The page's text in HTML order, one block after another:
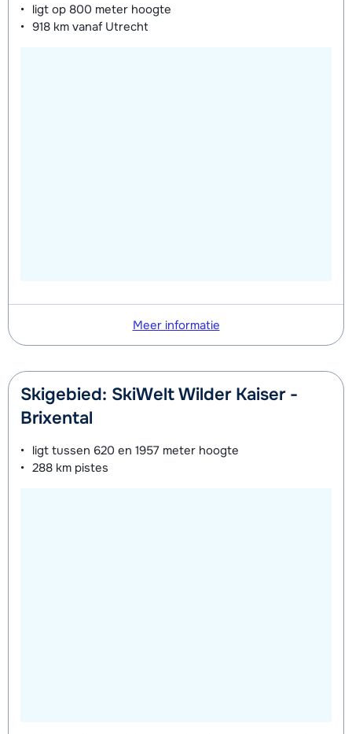
ligt op 800 meter hoogte
918 km vanaf Utrecht
Meer informatie
Skigebied: SkiWelt Wilder Kaiser -
Brixental
ligt tussen 620 en 1957 meter hoogte
288 km pistes